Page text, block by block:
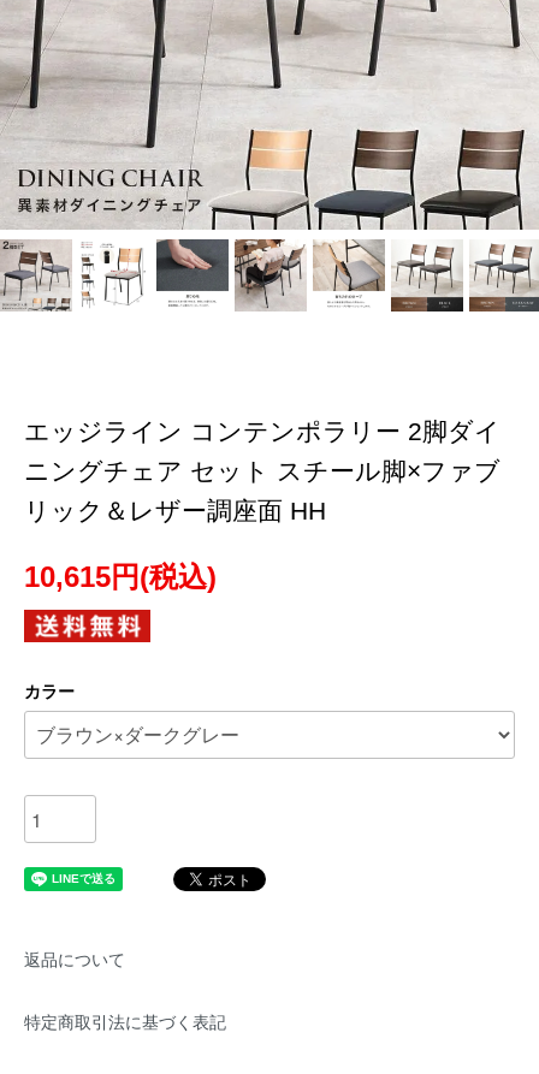
エッジライン コンテンポラリー 2脚ダイ
ニングチェア セット スチール脚×ファブ
リック＆レザー調座面 HH
10,615円(税込)
カラー
返品について
特定商取引法に基づく表記